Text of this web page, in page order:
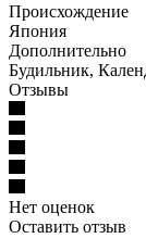
Происхождение
Япония
Дополнительно
Будильник,
Отзывы
Нет оценок
Оставить отзыв